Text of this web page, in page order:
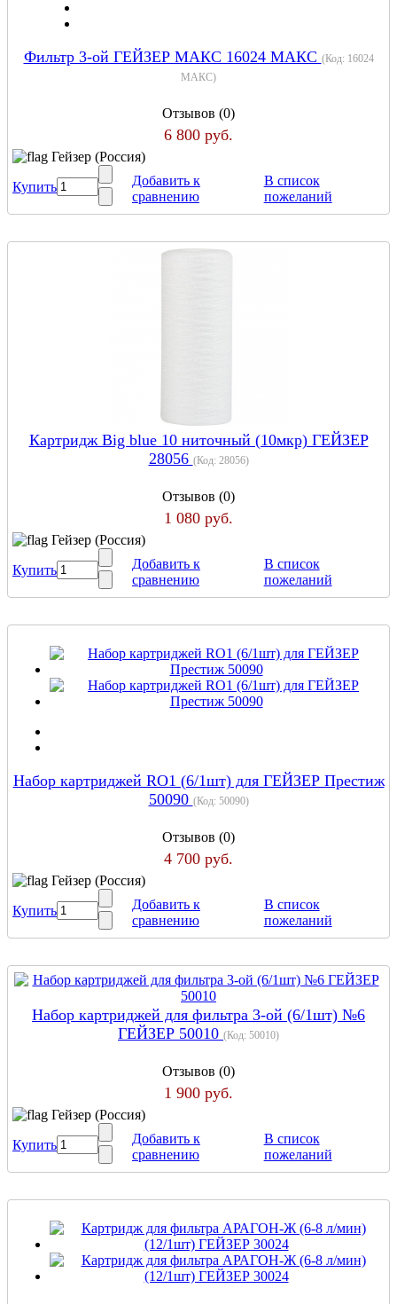
Фильтр 3-ой ГЕЙЗЕР МАКС 16024 МАКС (Код: 16024
МАКС)
Отзывов (0)
6 800 руб.
Гейзер (Россия)
Купить
Добавить к
сравнению
В список
пожеланий
Картридж Big blue 10 ниточный (10мкр) ГЕЙЗЕР
28056 (Код: 28056)
Отзывов (0)
1 080 руб.
Гейзер (Россия)
Купить
Добавить к
сравнению
В список
пожеланий
Набор картриджей RO1 (6/1шт) для ГЕЙЗЕР Престиж
50090 (Код: 50090)
Отзывов (0)
4 700 руб.
Гейзер (Россия)
Купить
Добавить к
сравнению
В список
пожеланий
Набор картриджей для фильтра 3-ой (6/1шт) №6
ГЕЙЗЕР 50010 (Код: 50010)
Отзывов (0)
1 900 руб.
Гейзер (Россия)
Купить
Добавить к
сравнению
В список
пожеланий